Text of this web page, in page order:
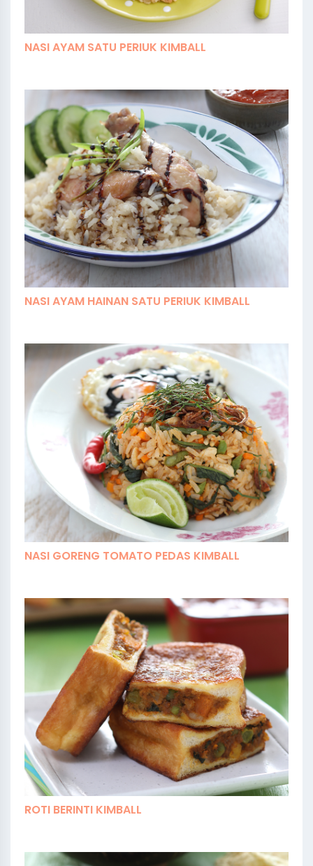
NASI AYAM SATU PERIUK KIMBALL
NASI AYAM HAINAN SATU PERIUK KIMBALL
NASI GORENG TOMATO PEDAS KIMBALL
ROTI BERINTI KIMBALL